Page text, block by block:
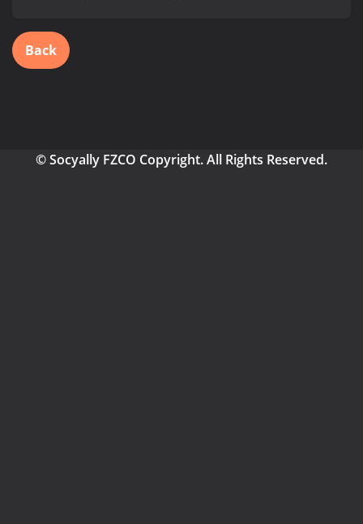
Back
© Socyally FZCO Copyright. All Rights Reserved.